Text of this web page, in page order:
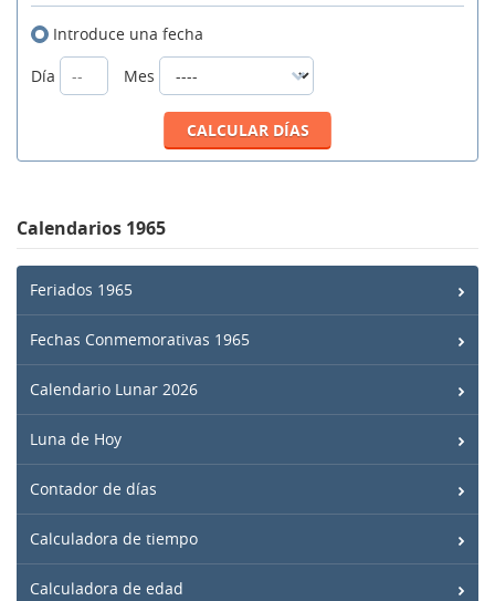
Introduce una fecha
Día
Mes
Calendarios 1965
Feriados 1965
Fechas Conmemorativas 1965
Calendario Lunar 2026
Luna de Hoy
Contador de días
Calculadora de tiempo
Calculadora de edad